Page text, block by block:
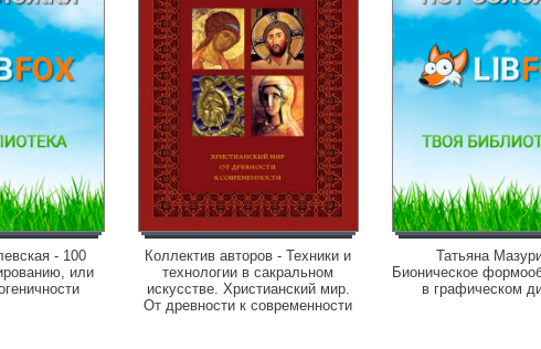
- 100
или
Коллектив авторов - Техники и
технологии в сакральном
искусстве. Христианский мир.
От древности к современности
Татьяна
Бионическое
в графическом